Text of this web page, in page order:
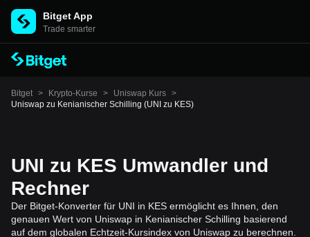
Bitget App
Trade smarter
Bitget > Krypto-Kurse > Uniswap Kurs >
Uniswap zu Kenianischer Schilling (UNI zu KES)
UNI zu KES Umwandler und
Rechner
Der Bitget-Konverter für UNI in KES ermöglicht es Ihnen, den
genauen Wert von Uniswap in Kenianischer Schilling basierend
auf dem globalen Echtzeit-Kursindex von Uniswap zu berechnen.